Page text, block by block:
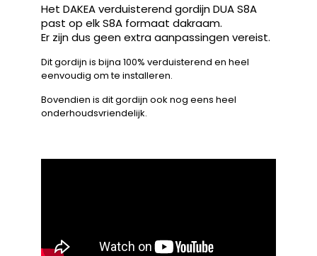
Het DAKEA verduisterend gordijn DUA S8A
past op elk S8A formaat dakraam.
Er zijn dus geen extra aanpassingen vereist.
Dit gordijn is bijna 100% verduisterend en heel
eenvoudig om te installeren.
Bovendien is dit gordijn ook nog eens heel
onderhoudsvriendelijk.